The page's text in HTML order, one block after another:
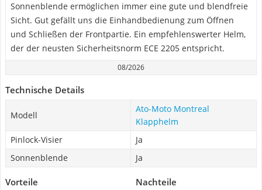
Sonnenblende ermöglichen immer eine gute und blendfreie
Sicht. Gut gefällt uns die Einhandbedienung zum Öffnen
und Schließen der Frontpartie. Ein empfehlenswerter Helm,
der der neusten Sicherheitsnorm ECE 2205 entspricht.
08/2026
Technische Details
Modell
Ato-Moto Montreal
Klapphelm
Pinlock-Visier
Ja
Sonnenblende
Ja
Vorteile Nachteile